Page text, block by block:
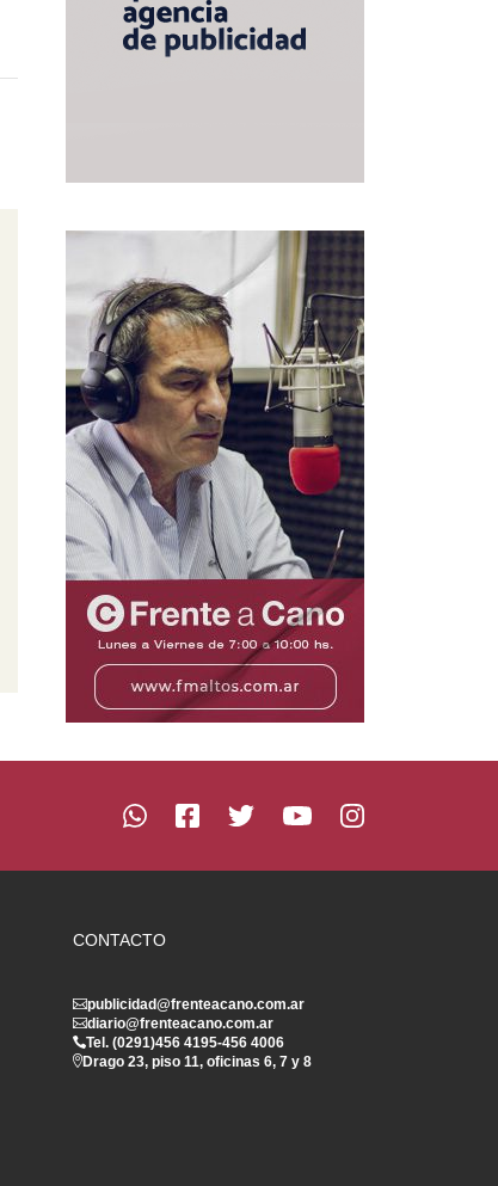
CONTACTO
publicidad@frenteacano.com.ar
diario@frenteacano.com.ar
Tel. (0291)456 4195-456 4006
Drago 23, piso 11, oficinas 6, 7 y 8